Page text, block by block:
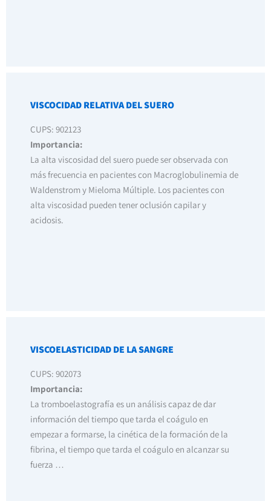
VISCOCIDAD RELATIVA DEL SUERO
CUPS: 902123
Importancia:
La alta viscosidad del suero puede ser observada con
más frecuencia en pacientes con Macroglobulinemia de
Waldenstrom y Mieloma Múltiple. Los pacientes con
alta viscosidad pueden tener oclusión capilar y
acidosis.
VISCOELASTICIDAD DE LA SANGRE
CUPS: 902073
Importancia:
La tromboelastografía es un análisis capaz de dar
información del tiempo que tarda el coágulo en
empezar a formarse, la cinética de la formación de la
fibrina, el tiempo que tarda el coágulo en alcanzar su
fuerza …